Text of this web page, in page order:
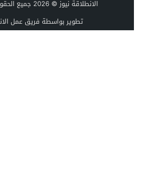
الانطلاقة نيوز© 2026 جميع الحقوق محفوظة.
تطوير بواسطة فريق عمل